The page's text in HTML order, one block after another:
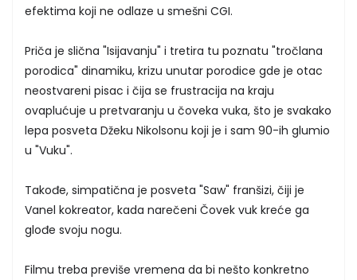
efektima koji ne odlaze u smešni CGI.
Priča je slična "Isijavanju" i tretira tu poznatu "tročlana
porodica" dinamiku, krizu unutar porodice gde je otac
neostvareni pisac i čija se frustracija na kraju
ovaplućuje u pretvaranju u čoveka vuka, što je svakako
lepa posveta Džeku Nikolsonu koji je i sam 90-ih glumio
u "Vuku".
Takođe, simpatična je posveta "Saw" franšizi, čiji je
Vanel kokreator, kada narečeni Čovek vuk kreće ga
glođe svoju nogu.
Filmu treba previše vremena da bi nešto konkretno